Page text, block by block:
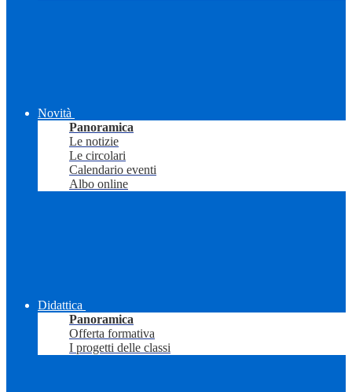
Novità
Panoramica
Le notizie
Le circolari
Calendario eventi
Albo online
Didattica
Panoramica
Offerta formativa
I progetti delle classi